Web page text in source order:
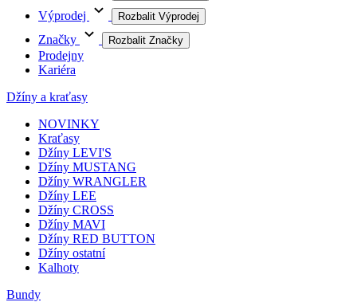
Výprodej Rozbalit Výprodej
Značky Rozbalit Značky
Prodejny
Kariéra
Džíny a kraťasy
NOVINKY
Kraťasy
Džíny LEVI'S
Džíny MUSTANG
Džíny WRANGLER
Džíny LEE
Džíny CROSS
Džíny MAVI
Džíny RED BUTTON
Džíny ostatní
Kalhoty
Bundy